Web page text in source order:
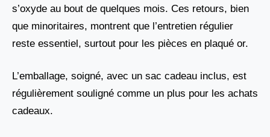
s’oxyde au bout de quelques mois. Ces retours, bien
que minoritaires, montrent que l’entretien régulier
reste essentiel, surtout pour les pièces en plaqué or.
L’emballage, soigné, avec un sac cadeau inclus, est
régulièrement souligné comme un plus pour les achats
cadeaux.